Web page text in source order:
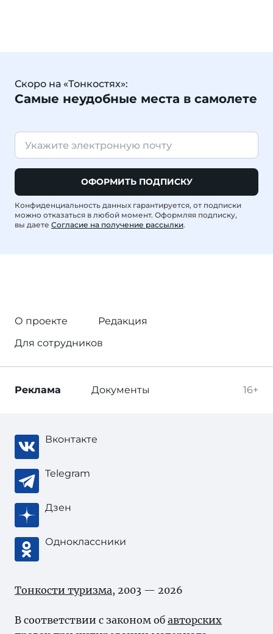
Скоро на «Тонкостях»:
Самые неудобные места в самолете
ОФОРМИТЬ ПОДПИСКУ
Конфиденциальность данных гарантируется, от подписки
можно отказаться в любой момент. Оформляя подписку,
вы даете Согласие на получение рассылки.
О проекте
Редакция
Для сотрудников
16+
Реклама Документы
Вконтакте
Telegram
Дзен
Одноклассники
Тонкости туризма, 2003 — 2026
В соответствии с законом об авторских